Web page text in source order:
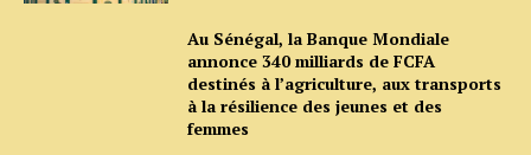
Au Sénégal, la Banque Mondiale
annonce 340 milliards de FCFA
destinés à l’agriculture, aux transports
à la résilience des jeunes et des
femmes